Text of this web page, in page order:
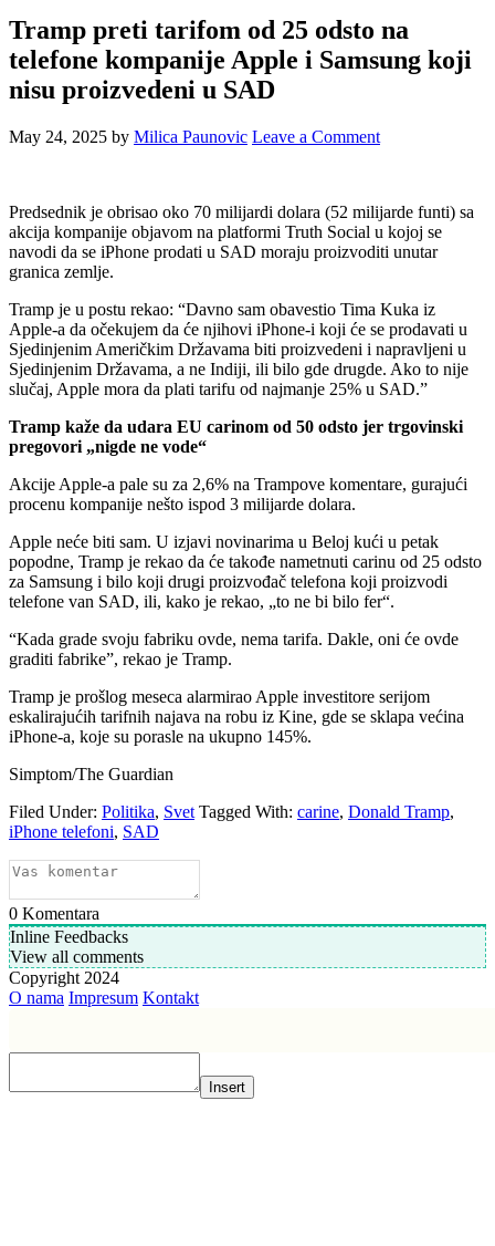
Tramp preti tarifom od 25 odsto na
telefone kompanije Apple i Samsung koji
nisu proizvedeni u SAD
May 24, 2025 by Milica Paunovic Leave a Comment
Predsednik je obrisao oko 70 milijardi dolara (52 milijarde funti) sa
akcija kompanije objavom na platformi Truth Social u kojoj se
navodi da se iPhone prodati u SAD moraju proizvoditi unutar
granica zemlje.
Tramp je u postu rekao: “Davno sam obavestio Tima Kuka iz
Apple-a da očekujem da će njihovi iPhone-i koji će se prodavati u
Sjedinjenim Američkim Državama biti proizvedeni i napravljeni u
Sjedinjenim Državama, a ne Indiji, ili bilo gde drugde. Ako to nije
slučaj, Apple mora da plati tarifu od najmanje 25% u SAD.”
Tramp kaže da udara EU carinom od 50 odsto jer trgovinski
pregovori „nigde ne vode“
Akcije Apple-a pale su za 2,6% na Trampove komentare, gurajući
procenu kompanije nešto ispod 3 milijarde dolara.
Apple neće biti sam. U izjavi novinarima u Beloj kući u petak
popodne, Tramp je rekao da će takođe nametnuti carinu od 25 odsto
za Samsung i bilo koji drugi proizvođač telefona koji proizvodi
telefone van SAD, ili, kako je rekao, „to ne bi bilo fer“.
“Kada grade svoju fabriku ovde, nema tarifa. Dakle, oni će ovde
graditi fabrike”, rekao je Tramp.
Tramp je prošlog meseca alarmirao Apple investitore serijom
eskalirajućih tarifnih najava na robu iz Kine, gde se sklapa većina
iPhone-a, koje su porasle na ukupno 145%.
Simptom/The Guardian
Filed Under: Politika, Svet Tagged With: carine, Donald Tramp,
iPhone telefoni, SAD
0 Komentara
Inline Feedbacks
View all comments
Copyright 2024
O nama Impresum Kontakt
Insert